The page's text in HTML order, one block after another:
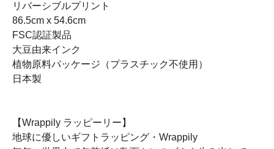
リバーシブルプリント
86.5cm x 54.6cm
FSC認証製品
大豆由来インク
植物原料パッケージ（プラスチック不使用）
日本製
【Wrappily ラッピーリー】
地球に優しいギフトラッピング・Wrappily